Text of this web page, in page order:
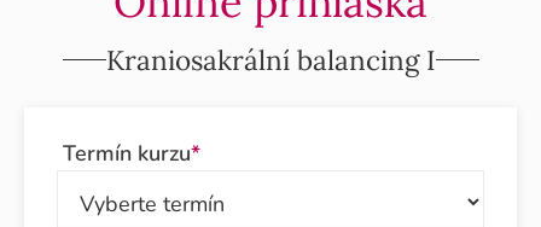
Kraniosakrální balancing I
Termín kurzu*